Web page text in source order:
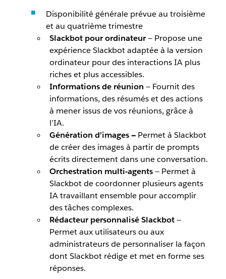
Disponibilité générale prévue au troisième
et au quatrième trimestre
Slackbot pour ordinateur— Propose une
expérience Slackbot adaptée à la version
ordinateur pour des interactions IA plus
riches et plus accessibles.
Informations de réunion — Fournit des
informations, des résumés et des actions
à mener issus de vos réunions, grâce à
l’IA.
Génération d’images — Permet à Slackbot
de créer des images à partir de prompts
écrits directement dans une conversation.
Orchestration multi-agents— Permet à
Slackbot de coordonner plusieurs agents
IA travaillant ensemble pour accomplir
des tâches complexes.
Rédacteur personnalisé Slackbot—
Permet aux utilisateurs ou aux
administrateurs de personnaliser la façon
dont Slackbot rédige et met en forme ses
réponses.